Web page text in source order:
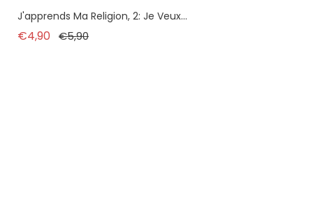
J'apprends Ma Religion, 2: Je Veux...
€4,90 Normal fiyat
€5,90Fiyat